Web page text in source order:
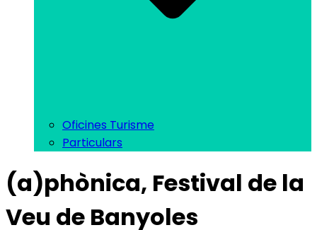
Oficines Turisme
Particulars
(a)phònica, Festival de la
Veu de Banyoles